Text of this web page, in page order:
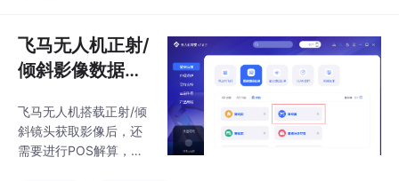
飞马无人机正射/
倾斜影像数据预
飞马无人机搭载正射/倾
斜镜头获取影像后，还
需要进行POS解算，对